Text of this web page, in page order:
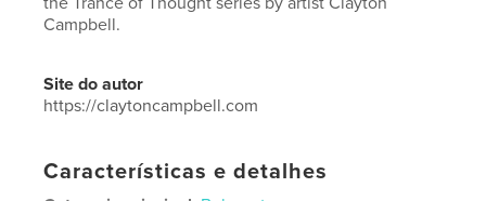
Campbell.
Site do autor
https://claytoncampbell.com
Características e detalhes